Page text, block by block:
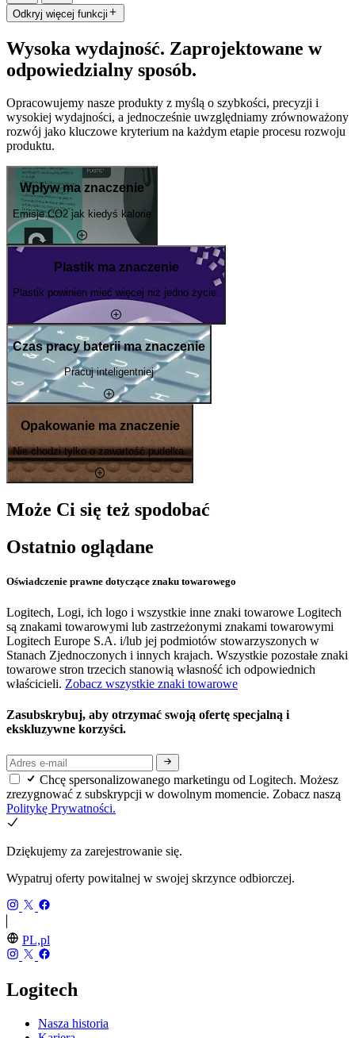
Odkryj więcej funkcji
Wysoka wydajność. Zaprojektowane w
odpowiedzialny sposób.
Opracowujemy nasze produkty z myślą o szybkości, precyzji i
wysokiej wydajności, a jednocześnie uwzględniamy zrównoważony
rozwój jako kluczowe kryterium na każdym etapie procesu rozwoju
produktu.
Wpływ ma znaczenie
Emisje CO2 jak kiedyś kalorie
Plastik ma znaczenie
Plastik powinien mieć więcej niż jedno życie.
Czas pracy baterii ma znaczenie
Pracuj inteligentniej
Opakowanie ma znaczenie
Nie chodzi tylko o zawartość pudełka.
Może Ci się też spodobać
Ostatnio oglądane
Oświadczenie prawne dotyczące znaku towarowego
Logitech, Logi, ich logo i wszystkie inne znaki towarowe Logitech
są znakami towarowymi lub zastrzeżonymi znakami towarowymi
Logitech Europe S.A. i/lub jej podmiotów stowarzyszonych w
Stanach Zjednoczonych i innych krajach. Wszystkie pozostałe znaki
towarowe stron trzecich stanowią własność ich odpowiednich
właścicieli. Zobacz wszystkie znaki towarowe
Zasubskrybuj, aby otrzymać swoją ofertę specjalną i
ekskluzywne korzyści.
Chcę spersonalizowanego marketingu od Logitech. Możesz
zrezygnować z subskrypcji w dowolnym momencie. Zobacz naszą
Politykę Prywatności.
Dziękujemy za zarejestrowanie się.
Wypatruj oferty powitalnej w swojej skrzynce odbiorczej.
PL,pl
Logitech
Nasza historia